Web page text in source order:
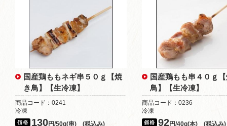
国産鶏ももネギ串５０ｇ【焼
き鳥】【生冷凍】
商品コード：0241
冷凍
130円/50g(串) (税込み)
国産鶏もも串４０ｇ
鳥】【生冷凍】
商品コード：0236
冷凍
92円/40g(本) (税込み)